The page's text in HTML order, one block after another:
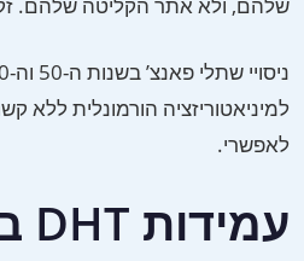
שלהם, ולא אתר הקליטה שלהם.
למיניאטוריזציה הורמונלית ללא
לאפשרי.
עמידות DHT בזקיקים עורפיים